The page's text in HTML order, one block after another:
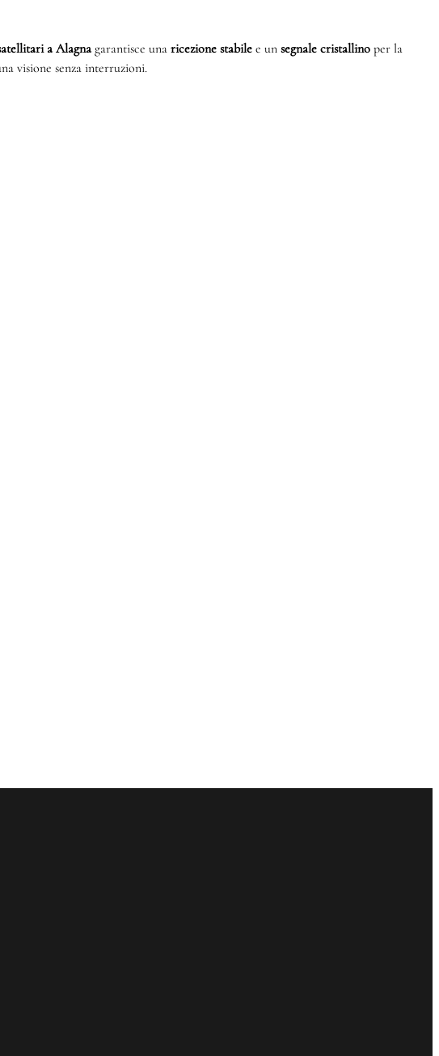
a Alagnagarantisce una ricezione stabile e un segnale cristallino per la
visione senza interruzioni.